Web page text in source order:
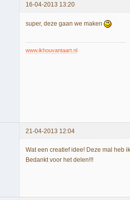
16-04-2013 13:20
super, deze gaan we maken
www.ikhouvantaart.nl
21-04-2013 12:04
Wat een creatief idee! Deze mal heb
Bedankt voor het delen!!!